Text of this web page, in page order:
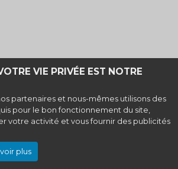
VIE PRIVÉE EST NOTRE
partenaires et nous-mêmes utilisons des
pour le bon fonctionnement du site,
votre activité et vous fournir des publicités
plus